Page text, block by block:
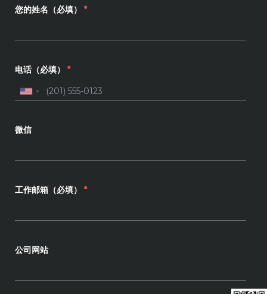
您的姓名（必填） *
电话（必填） *
微信
工作邮箱（必填） *
公司网站